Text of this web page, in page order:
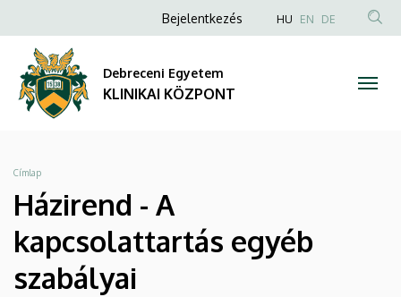
A
kapcsolattartás
egyéb
szabályai
KLINIKAI
a
tartalomra
Anonim
fiók
menüje
Bejelentkezés HU EN DE
Debreceni Egyetem
KLINIKAI KÖZPONT
Morzsa
Címlap
Házirend - A
kapcsolattartás egyéb
szabályai